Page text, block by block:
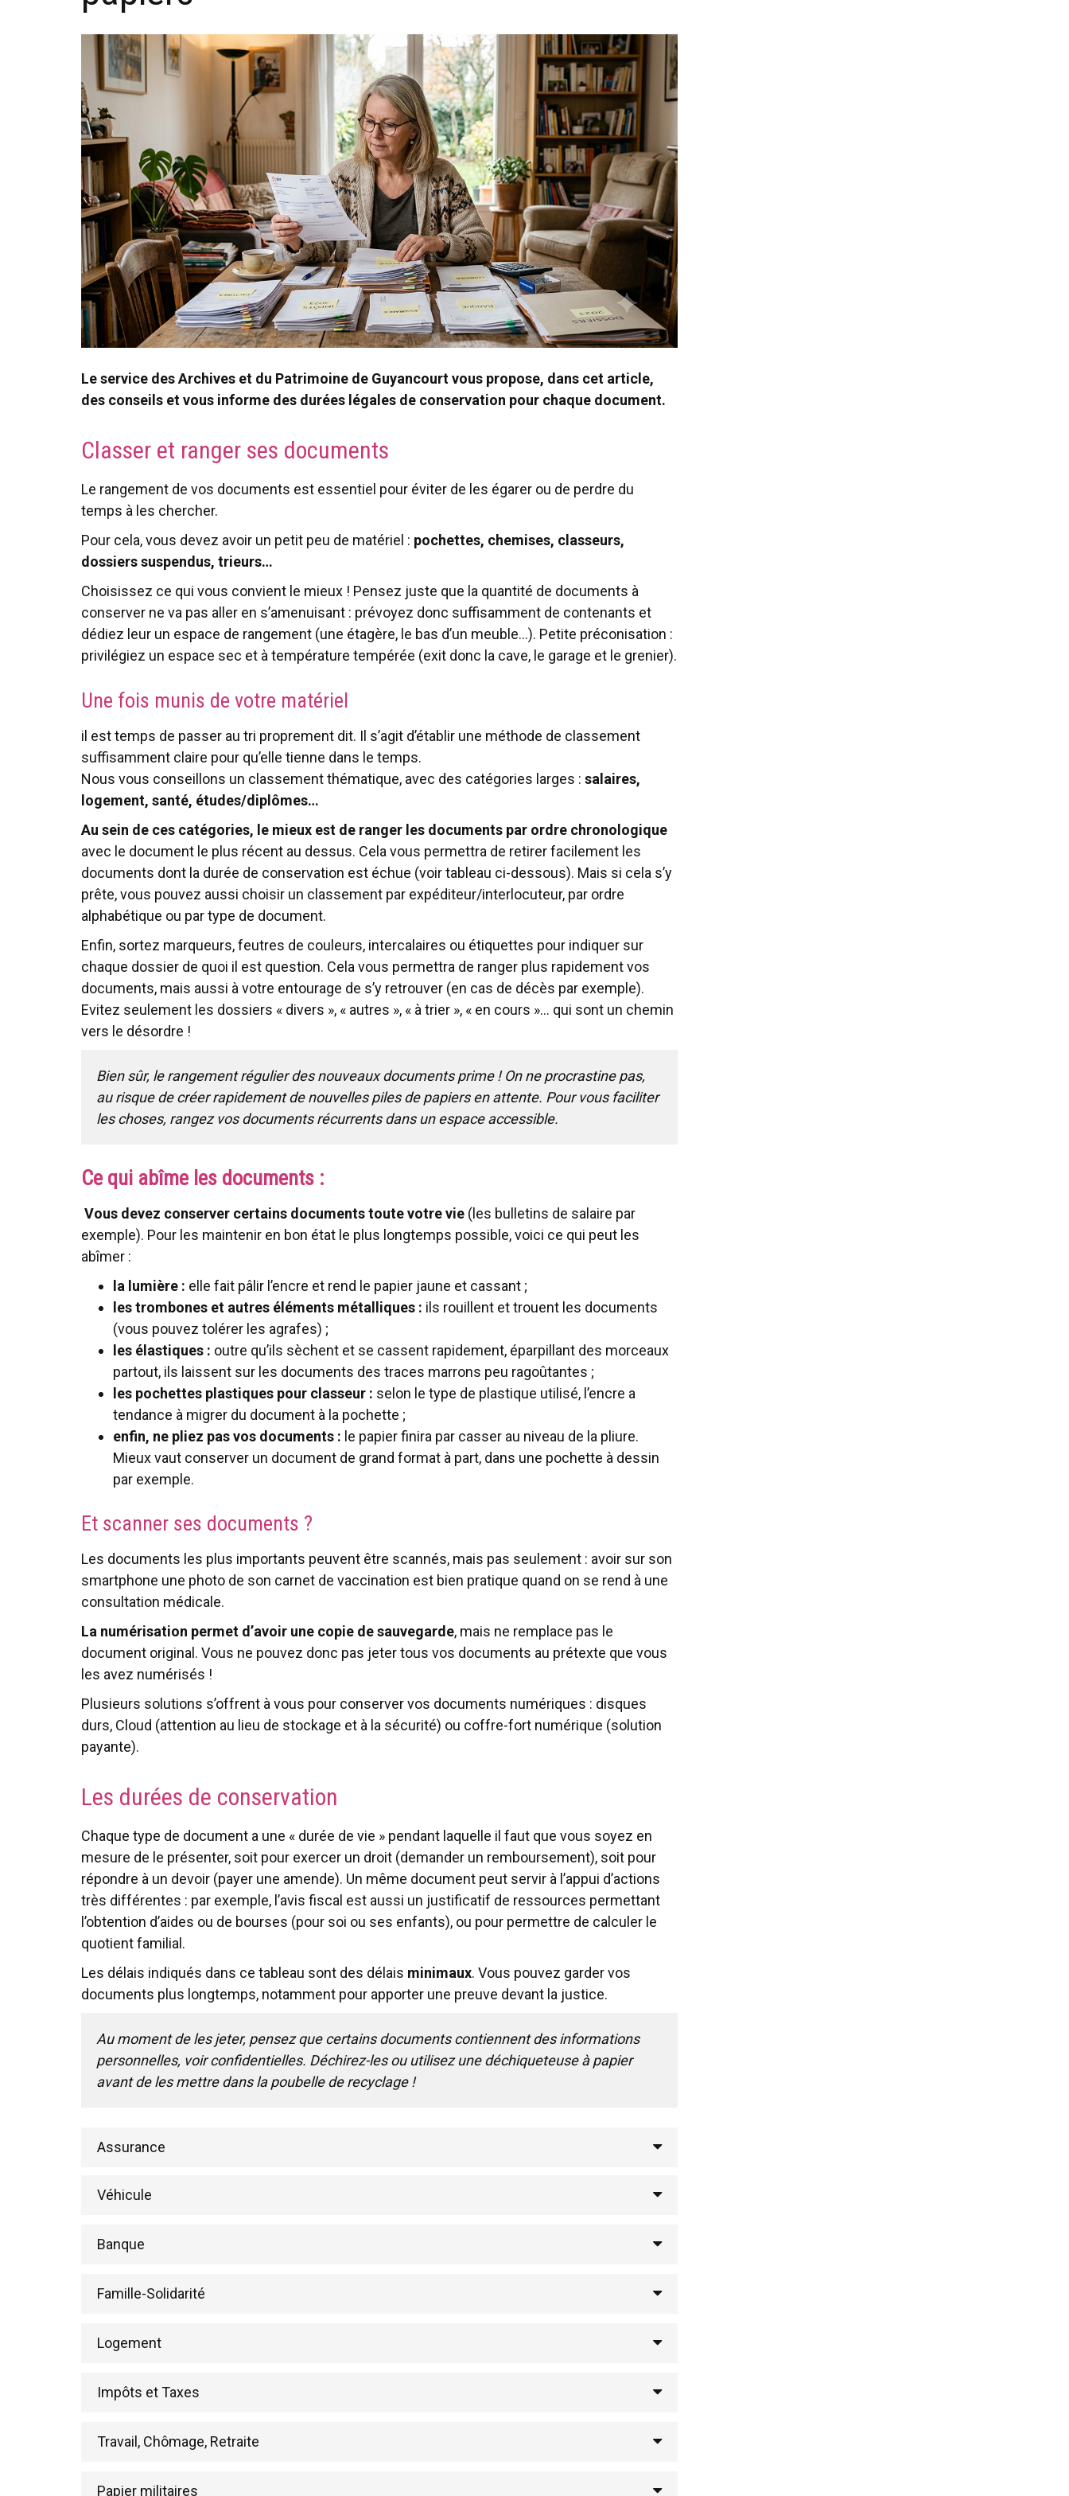
Le service des Archives et du Patrimoine de Guyancourt vous propose, dans cet article,
des conseils et vous informe des durées légales de conservation pour chaque document.
Classer et ranger ses documents
Le rangement de vos documents est essentiel pour éviter de les égarer ou de perdre du
temps à les chercher.
Pour cela, vous devez avoir un petit peu de matériel : pochettes, chemises, classeurs,
dossiers suspendus, trieurs…
Choisissez ce qui vous convient le mieux ! Pensez juste que la quantité de documents à
conserver ne va pas aller en s’amenuisant : prévoyez donc suffisamment de contenants et
dédiez leur un espace de rangement (une étagère, le bas d’un meuble…). Petite préconisation :
privilégiez un espace sec et à température tempérée (exit donc la cave, le garage et le grenier).
Une fois munis de votre matériel
il est temps de passer au tri proprement dit. Il s’agit d’établir une méthode de classement
suffisamment claire pour qu’elle tienne dans le temps.
Nous vous conseillons un classement thématique, avec des catégories larges : salaires,
logement, santé, études/diplômes…
Au sein de ces catégories, le mieux est de ranger les documents par ordre chronologique
avec le document le plus récent au dessus. Cela vous permettra de retirer facilement les
documents dont la durée de conservation est échue (voir tableau ci-dessous). Mais si cela s’y
prête, vous pouvez aussi choisir un classement par expéditeur/interlocuteur, par ordre
alphabétique ou par type de document.
Enfin, sortez marqueurs, feutres de couleurs, intercalaires ou étiquettes pour indiquer sur
chaque dossier de quoi il est question. Cela vous permettra de ranger plus rapidement vos
documents, mais aussi à votre entourage de s’y retrouver (en cas de décès par exemple).
Evitez seulement les dossiers « divers », « autres », « à trier », « en cours »… qui sont un chemin
vers le désordre !
Bien sûr, le rangement régulier des nouveaux documents prime ! On ne procrastine pas,
au risque de créer rapidement de nouvelles piles de papiers en attente. Pour vous faciliter
les choses, rangez vos documents récurrents dans un espace accessible.
Ce qui abîme les documents :
Vous devez conserver certains documents toute votre vie (les bulletins de salaire par
exemple). Pour les maintenir en bon état le plus longtemps possible, voici ce qui peut les
abîmer :
la lumière : elle fait pâlir l’encre et rend le papier jaune et cassant ;
les trombones et autres éléments métalliques : ils rouillent et trouent les documents
(vous pouvez tolérer les agrafes) ;
les élastiques : outre qu’ils sèchent et se cassent rapidement, éparpillant des morceaux
partout, ils laissent sur les documents des traces marrons peu ragoûtantes ;
les pochettes plastiques pour classeur : selon le type de plastique utilisé, l’encre a
tendance à migrer du document à la pochette ;
enfin, ne pliez pas vos documents : le papier finira par casser au niveau de la pliure.
Mieux vaut conserver un document de grand format à part, dans une pochette à dessin
par exemple.
Et scanner ses documents ?
Les documents les plus importants peuvent être scannés, mais pas seulement : avoir sur son
smartphone une photo de son carnet de vaccination est bien pratique quand on se rend à une
consultation médicale.
La numérisation permet d’avoir une copie de sauvegarde, mais ne remplace pas le
document original. Vous ne pouvez donc pas jeter tous vos documents au prétexte que vous
les avez numérisés !
Plusieurs solutions s’offrent à vous pour conserver vos documents numériques : disques
durs, Cloud (attention au lieu de stockage et à la sécurité) ou coffre-fort numérique (solution
payante).
Les durées de conservation
Chaque type de document a une « durée de vie » pendant laquelle il faut que vous soyez en
mesure de le présenter, soit pour exercer un droit (demander un remboursement), soit pour
répondre à un devoir (payer une amende). Un même document peut servir à l’appui d’actions
très différentes : par exemple, l’avis fiscal est aussi un justificatif de ressources permettant
l’obtention d’aides ou de bourses (pour soi ou ses enfants), ou pour permettre de calculer le
quotient familial.
Les délais indiqués dans ce tableau sont des délais minimaux. Vous pouvez garder vos
documents plus longtemps, notamment pour apporter une preuve devant la justice.
Au moment de les jeter, pensez que certains documents contiennent des informations
personnelles, voir confidentielles. Déchirez-les ou utilisez une déchiqueteuse à papier
avant de les mettre dans la poubelle de recyclage !
Assurance
Véhicule
Banque
Famille-Solidarité
Logement
Impôts et Taxes
Travail, Chômage, Retraite
Papier militaires